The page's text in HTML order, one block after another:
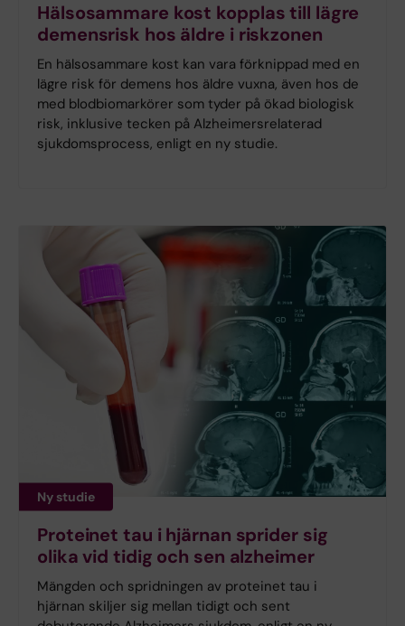
Hälsosammare kost kopplas till lägre
demensrisk hos äldre i riskzonen
En hälsosammare kost kan vara förknippad med en
lägre risk för demens hos äldre vuxna, även hos de
med blodbiomarkörer som tyder på ökad biologisk
risk, inklusive tecken på Alzheimersrelaterad
sjukdomsprocess, enligt en ny studie.
Ny studie
Proteinet tau i hjärnan sprider sig
olika vid tidig och sen alzheimer
Mängden och spridningen av proteinet tau i
hjärnan skiljer sig mellan tidigt och sent